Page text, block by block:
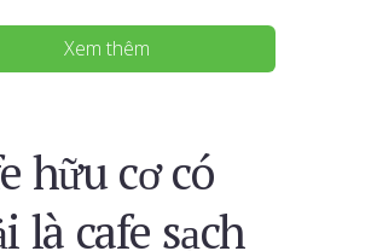
Xem thêm
hữu cơ có
là cafe sạch